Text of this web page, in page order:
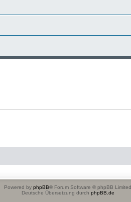
Powered by phpBB® Forum Software © phpBB Limited
Deutsche Übersetzung durch phpBB.de